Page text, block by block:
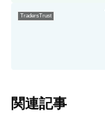
TradersTrust
関連記事